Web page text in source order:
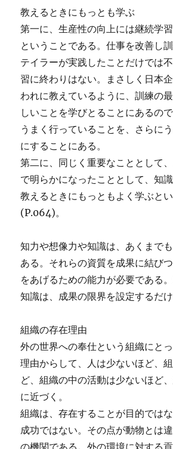
教えるときにもっとも学ぶ
第一に、生産性の向上には継続学
ということである。仕事を改善し訓
テイラーが実践したことだけでは
習に終わりはない。まさしく日本
われに教えているように、訓練の
しいことを学びとることにあるの
うまく行っていることを、さらに
にすることにある。
第二に、同じく重要なこととして
で明らかになったこととして、知
教えるときにもっともよく学ぶと
(P.064)。
知力や想像力や知識は、あくまで
ある。それらの資質を成果に結び
をあげるための能力が必要である
知識は、成果の限界を設定するだ
組織の存在理由
外の世界への奉仕という組織にと
理由からして、人は少ないほど、
ど、組織の中の活動は少ないほど
に近づく。
組織は、存在することが目的では
成功ではない。その点が動物とは
の機関である。外の環境に対する